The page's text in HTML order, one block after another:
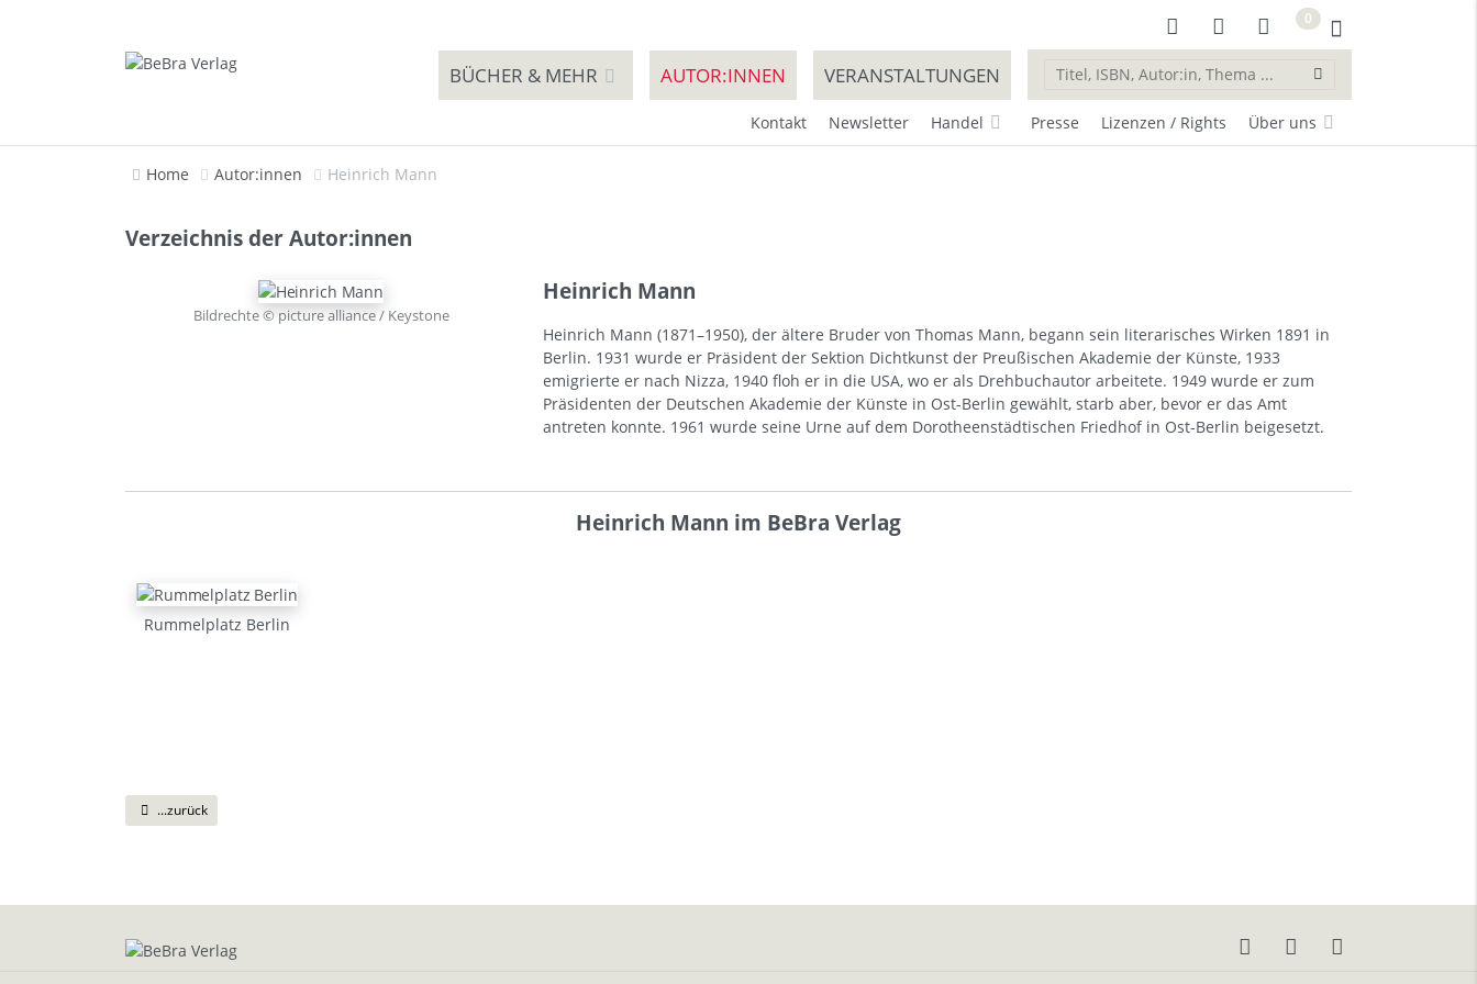
0
BÜCHER & MEHR AUTOR:INNEN VERANSTALTUNGEN
Kontakt Newsletter Handel Presse Lizenzen / Rights Über uns
Home Autor:innen Heinrich Mann
Verzeichnis der Autor:innen
Bildrechte © picture alliance / Keystone
Heinrich Mann
Heinrich Mann (1871–1950), der ältere Bruder von Thomas Mann, begann sein literarisches Wirken 1891 in
Berlin. 1931 wurde er Präsident der Sektion Dichtkunst der Preußischen Akademie der Künste, 1933
emigrierte er nach Nizza, 1940 floh er in die USA, wo er als Drehbuchautor arbeitete. 1949 wurde er zum
Präsidenten der Deutschen Akademie der Künste in Ost-Berlin gewählt, starb aber, bevor er das Amt
antreten konnte. 1961 wurde seine Urne auf dem Dorotheenstädtischen Friedhof in Ost-Berlin beigesetzt.
Heinrich Mann im BeBra Verlag
Rummelplatz Berlin
...zurück